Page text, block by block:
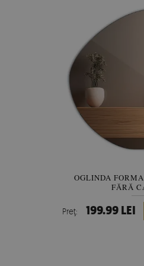
OGLINDA
FĂRĂ
Preţ: 199.99 LEI